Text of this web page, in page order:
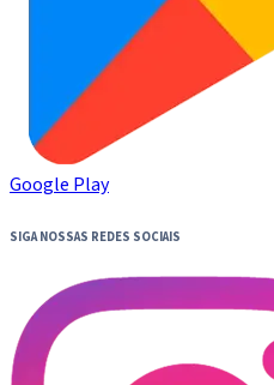
Google Play
SIGA NOSSAS REDES SOCIAIS